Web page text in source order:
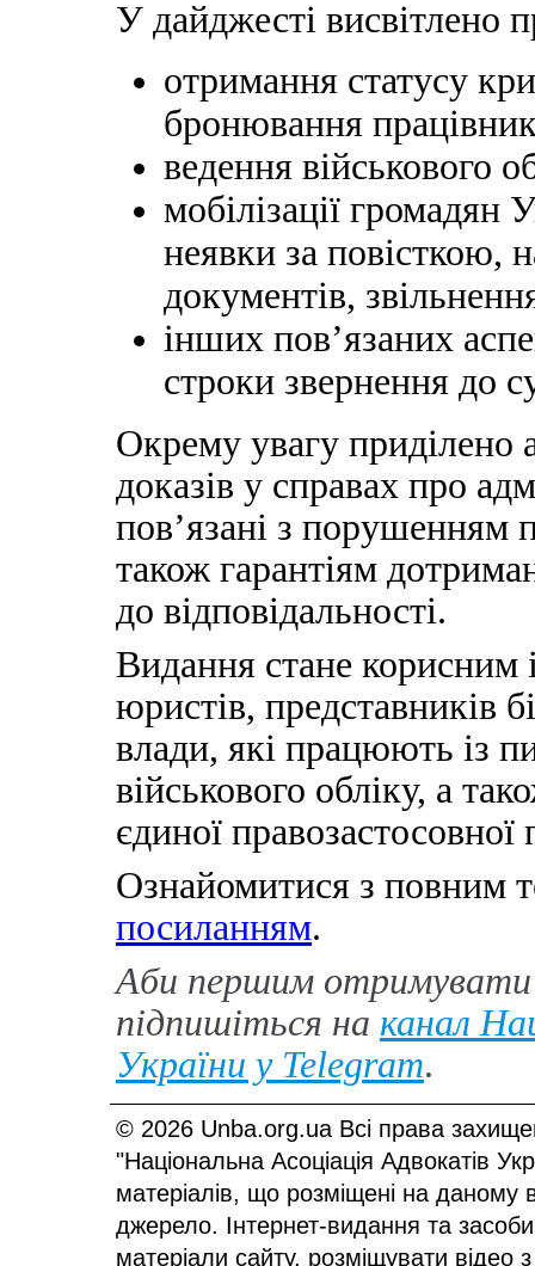
У дайджесті висвітлено
отримання статусу
бронювання
ведення військового
мобілізації громадян
неявки за повісткою,
документів,
інших пов’язаних
строки звернення до
Окрему увагу приділено
доказів у справах про
пов’язані з порушенням
також гарантіям
до відповідальності.
Видання стане корисним
юристів, представників
влади, які працюють із
військового обліку, а
єдиної правозастосовної
Ознайомитися з повним
посиланням.
Аби першим отримувати
підпишіться на канал
України у Telegram.
© 2026 Unba.org.ua Всі права
"Національна Асоціація Адвокатів
матеріалів, що розміщені на даному
джерело. Інтернет-видання та
матеріали сайту, розміщувати відео